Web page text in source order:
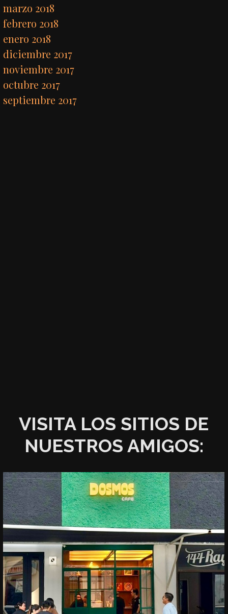
marzo 2018
febrero 2018
enero 2018
diciembre 2017
noviembre 2017
octubre 2017
septiembre 2017
VISITA LOS SITIOS DE
NUESTROS AMIGOS: